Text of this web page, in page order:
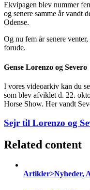
Ekvipagen blev nummer
og senere samme år vandt
Odense.
Og nu fem år senere
forude.
Gense Lorenzo og Severo
I vores videoarkiv kan du
som blev afviklet d. 22.
Horse Show. Her vandt
Sejr til Lorenzo og
Related content
Artikler>Nyheder,